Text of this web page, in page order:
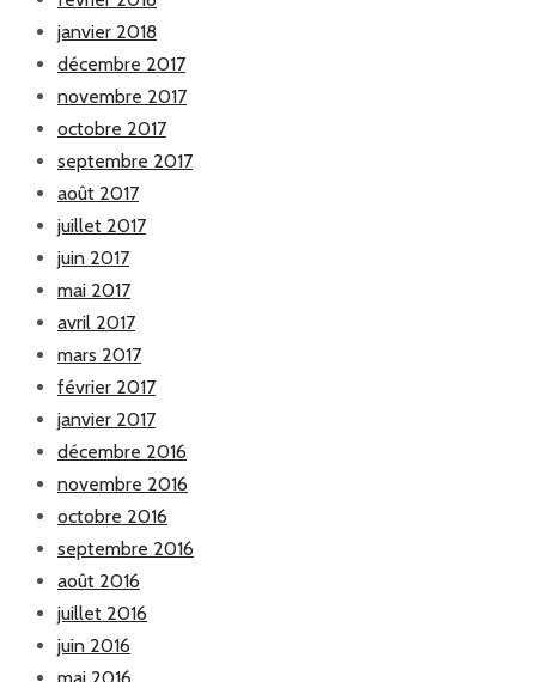
janvier 2018
décembre 2017
novembre 2017
octobre 2017
septembre 2017
août 2017
juillet 2017
juin 2017
mai 2017
avril 2017
mars 2017
février 2017
janvier 2017
décembre 2016
novembre 2016
octobre 2016
septembre 2016
août 2016
juillet 2016
juin 2016